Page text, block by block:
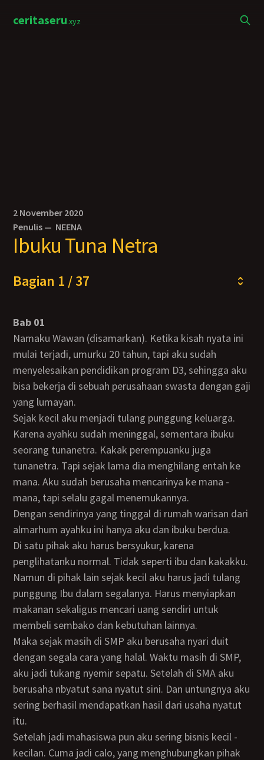
ceritaseru.xyz
2 November 2020
Penulis — NEENA
Ibuku Tuna Netra
Bagian 1 / 37
Bab 01
Namaku Wawan (disamarkan). Ketika kisah nyata ini
mulai terjadi, umurku 20 tahun, tapi aku sudah
menyelesaikan pendidikan program D3, sehingga aku
bisa bekerja di sebuah perusahaan swasta dengan gaji
yang lumayan.
Sejak kecil aku menjadi tulang punggung keluarga.
Karena ayahku sudah meninggal, sementara ibuku
seorang tunanetra. Kakak perempuanku juga
tunanetra. Tapi sejak lama dia menghilang entah ke
mana. Aku sudah berusaha mencarinya ke mana -
mana, tapi selalu gagal menemukannya.
Dengan sendirinya yang tinggal di rumah warisan dari
almarhum ayahku ini hanya aku dan ibuku berdua.
Di satu pihak aku harus bersyukur, karena
penglihatanku normal. Tidak seperti ibu dan kakakku.
Namun di pihak lain sejak kecil aku harus jadi tulang
punggung Ibu dalam segalanya. Harus menyiapkan
makanan sekaligus mencari uang sendiri untuk
membeli sembako dan kebutuhan lainnya.
Maka sejak masih di SMP aku berusaha nyari duit
dengan segala cara yang halal. Waktu masih di SMP,
aku jadi tukang nyemir sepatu. Setelah di SMA aku
berusaha nbyatut sana nyatut sini. Dan untungnya aku
sering berhasil mendapatkan hasil dari usaha nyatut
itu.
Setelah jadi mahasiswa pun aku sering bisnis kecil -
kecilan. Cuma jadi calo, yang menghubungkan pihak